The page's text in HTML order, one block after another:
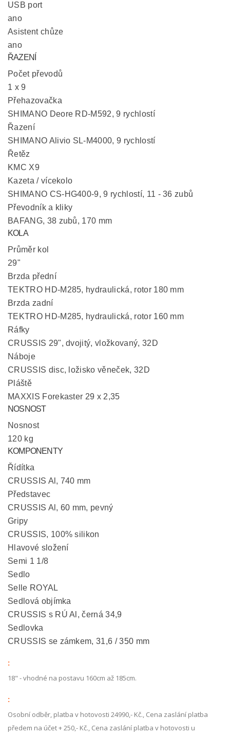
USB port
ano
Asistent chůze
ano
ŘAZENÍ
Počet převodů
1 x 9
Přehazovačka
SHIMANO Deore RD-M592, 9 rychlostí
Řazení
SHIMANO Alivio SL-M4000, 9 rychlostí
Řetěz
KMC X9
Kazeta / vícekolo
SHIMANO CS-HG400-9, 9 rychlostí, 11 - 36 zubů
Převodník a kliky
BAFANG, 38 zubů, 170 mm
KOLA
Průměr kol
29"
Brzda přední
TEKTRO HD-M285, hydraulická, rotor 180 mm
Brzda zadní
TEKTRO HD-M285, hydraulická, rotor 160 mm
Ráfky
CRUSSIS 29", dvojitý, vložkovaný, 32D
Náboje
CRUSSIS disc, ložisko věneček, 32D
Pláště
MAXXIS Forekaster 29 x 2,35
NOSNOST
Nosnost
120 kg
KOMPONENTY
Řídítka
CRUSSIS Al, 740 mm
Představec
CRUSSIS Al, 60 mm, pevný
Gripy
CRUSSIS, 100% silikon
Hlavové složení
Semi 1 1/8
Sedlo
Selle ROYAL
Sedlová objímka
CRUSSIS s RÚ Al, černá 34,9
Sedlovka
CRUSSIS se zámkem, 31,6 / 350 mm
:
18" - vhodné na postavu 160cm až 185cm.
:
Osobní odběr, platba v hotovosti 24990,- Kč., Cena zaslání platba
předem na účet + 250,- Kč., Cena zaslání platba v hotovosti u